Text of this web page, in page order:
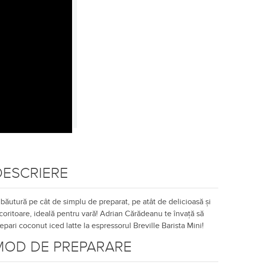
pe cât de simplu de preparat, pe atât de delicioasă și
ideală pentru vară! Adrian Cărădeanu te învață să
coconut iced latte la espressorul Breville Barista Mini!
DE PREPARARE